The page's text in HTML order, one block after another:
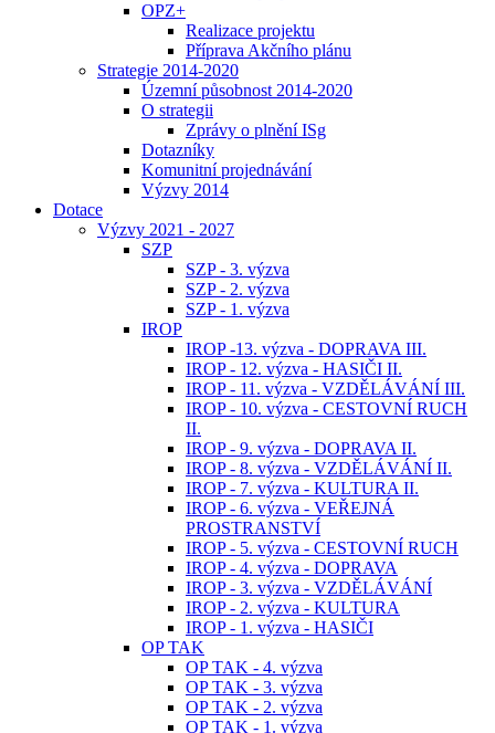
OPZ+
Realizace projektu
Příprava Akčního plánu
Strategie 2014-2020
Územní působnost 2014-2020
O strategii
Zprávy o plnění ISg
Dotazníky
Komunitní projednávání
Výzvy 2014
Dotace
Výzvy 2021 - 2027
SZP
SZP - 3. výzva
SZP - 2. výzva
SZP - 1. výzva
IROP
IROP -13. výzva - DOPRAVA III.
IROP - 12. výzva - HASIČI II.
IROP - 11. výzva - VZDĚLÁVÁNÍ III.
IROP - 10. výzva - CESTOVNÍ RUCH
II.
IROP - 9. výzva - DOPRAVA II.
IROP - 8. výzva - VZDĚLÁVÁNÍ II.
IROP - 7. výzva - KULTURA II.
IROP - 6. výzva - VEŘEJNÁ
PROSTRANSTVÍ
IROP - 5. výzva - CESTOVNÍ RUCH
IROP - 4. výzva - DOPRAVA
IROP - 3. výzva - VZDĚLÁVÁNÍ
IROP - 2. výzva - KULTURA
IROP - 1. výzva - HASIČI
OP TAK
OP TAK - 4. výzva
OP TAK - 3. výzva
OP TAK - 2. výzva
OP TAK - 1. výzva